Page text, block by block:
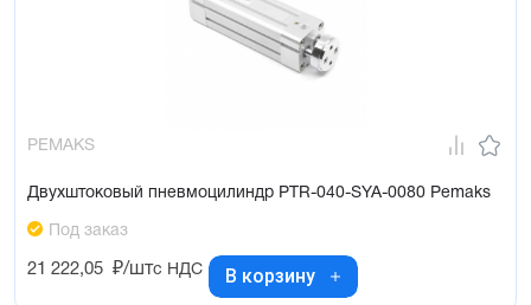
PEMAKS
Двухштоковый пневмоцилиндр PTR-040-SYA-0080 Pemaks
Под заказ
21 222,05 ₽/штс НДС В корзину